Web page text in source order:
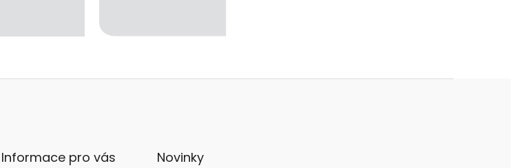
Informace pro vás Novinky